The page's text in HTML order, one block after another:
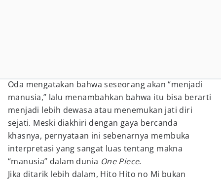
Oda mengatakan bahwa seseorang akan “menjadi
manusia,” lalu menambahkan bahwa itu bisa berarti
menjadi lebih dewasa atau menemukan jati diri
sejati. Meski diakhiri dengan gaya bercanda
khasnya, pernyataan ini sebenarnya membuka
interpretasi yang sangat luas tentang makna
“manusia” dalam dunia One Piece.
Jika ditarik lebih dalam, Hito Hito no Mi bukan